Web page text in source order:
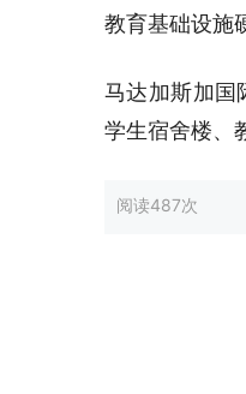
教育基础设施
马达加斯加国
学生宿舍楼、
阅读487次